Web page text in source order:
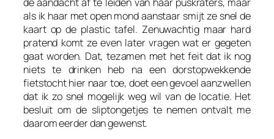
als ik haar met open mond aanstaar smijt ze snel de
kaart op de plastic tafel. Zenuwachtig maar hard
pratend komt ze even later vragen wat er gegeten
gaat worden. Dat, tezamen met het feit dat ik nog
niets te drinken heb na een dorstopwekkende
fietstocht hier naar toe, doet een gevoel aanzwellen
dat ik zo snel mogelijk weg wil van de locatie. Het
besluit om de sliptongetjes te nemen ontvalt me
daarom eerder dan gewenst.